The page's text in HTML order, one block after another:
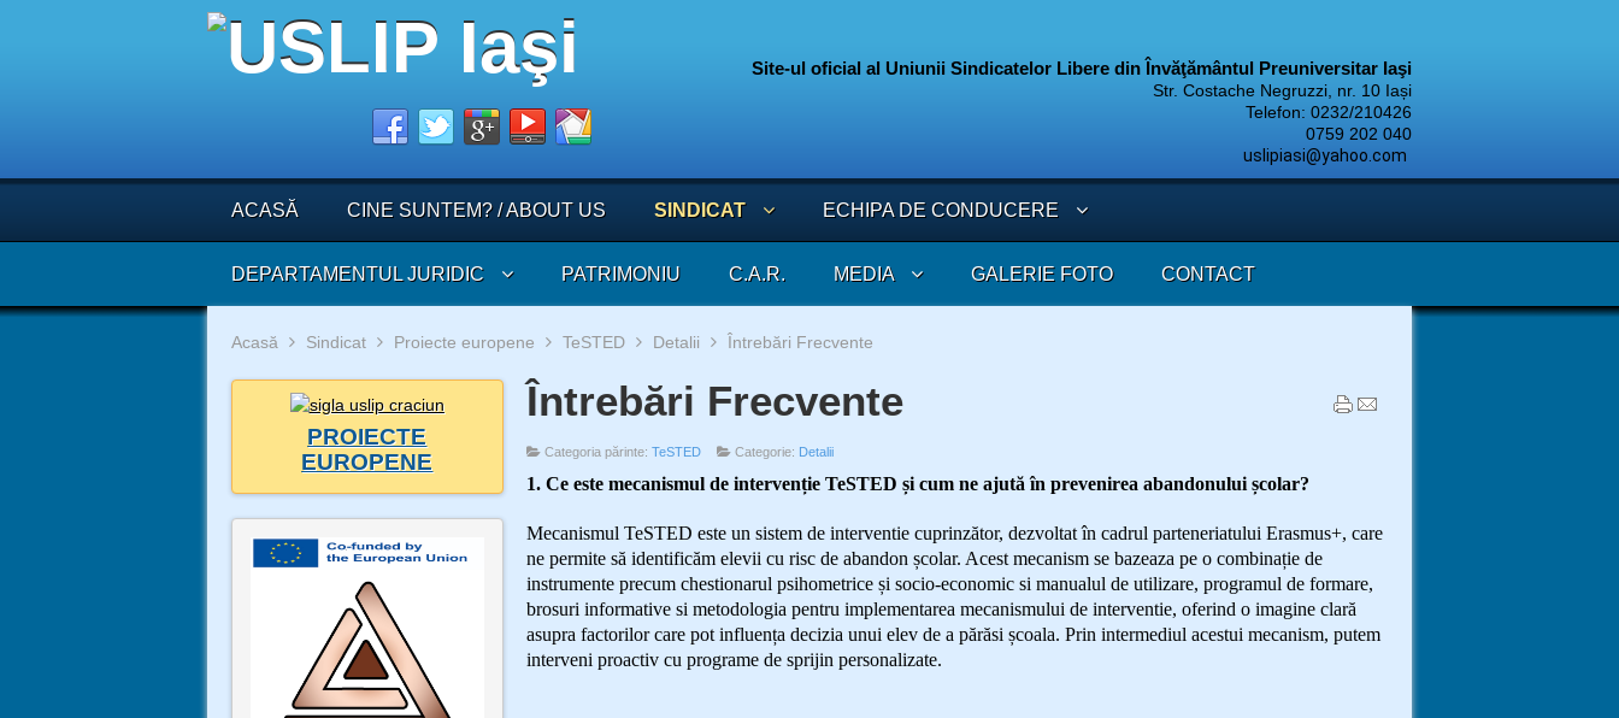
Site-ul oficial al Uniunii Sindicatelor Libere din Învăţământul Preuniversitar Iaşi
Str. Costache Negruzzi, nr. 10 Iași
Telefon: 0232/210426
0759 202 040
uslipiasi@yahoo.com
ACASĂ CINE SUNTEM? / ABOUT US SINDICAT ECHIPA DE CONDUCERE
DEPARTAMENTUL JURIDIC PATRIMONIU C.A.R. MEDIA GALERIE FOTO CONTACT
Acasă Sindicat Proiecte europene TeSTED Detalii Întrebări Frecvente
PROIECTE
EUROPENE
Întrebări Frecvente
Categoria părinte: TeSTED Categorie: Detalii
1. Ce este mecanismul de intervenție TeSTED și cum ne ajută în prevenirea abandonului școlar?
Mecanismul TeSTED este un sistem de interventie cuprinzător, dezvoltat în cadrul parteneriatului Erasmus+, care
ne permite să identificăm elevii cu risc de abandon școlar. Acest mecanism se bazeaza pe o combinație de
instrumente precum chestionarul psihometrice și socio-economic si manualul de utilizare, programul de formare,
brosuri informative si metodologia pentru implementarea mecanismului de interventie, oferind o imagine clară
asupra factorilor care pot influența decizia unui elev de a părăsi școala. Prin intermediul acestui mecanism, putem
interveni proactiv cu programe de sprijin personalizate.